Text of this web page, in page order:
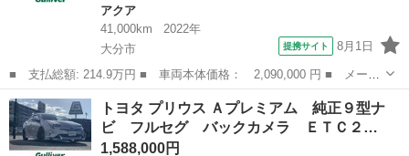
アクア
41,000km
2022年
大分市
提携サイト 8月1日
■ 支払総額: 214.9万円 ■ 車両本体価格： 2,090,000 円 ■ メーカ
ー名： トヨタ ■ 車種名： アクア ■ グレード名： Ｚ モデリ
スタエアロ １０型ディスプレイ Ｂｌｕｅｔｏｏｔｈ 全方位カメ
ラ レー...
大分 大分市 アクア
トヨタ プリウス Ａプレミアム 純正９型ナ
ビ フルセグ バックカメラ ＥＴＣ２…
1,588,000円